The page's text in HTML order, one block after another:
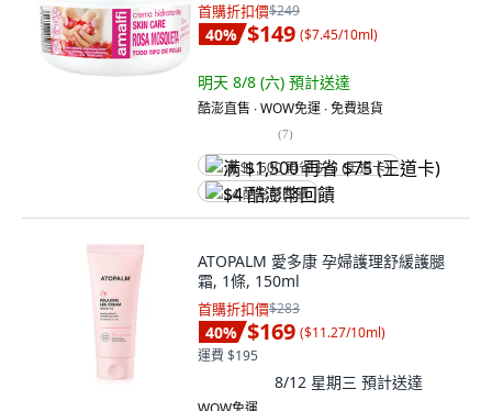
首購折扣價$249
40% $149 ($7.45/10ml)
明天 8/8 (六) 預計送達
酷澎直售 ∙ WOW免運 ∙ 免費退貨
(7)
满 $1,500 再省 $75 (王道卡)
$4 酷澎幣回饋
ATOPALM 愛多康 孕婦護理舒緩護腿
霜, 1條, 150ml
首購折扣價$283
40% $169 ($11.27/10ml)
運費 $195
8/12 星期三 預計送達